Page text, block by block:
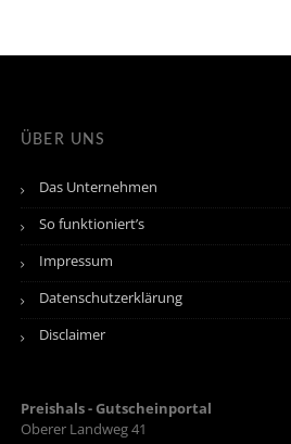
ÜBER UNS
Das Unternehmen
So funktioniert’s
Impressum
Datenschutzerklärung
Disclaimer
Preishals - Gutscheinportal
Oberer Landweg 41